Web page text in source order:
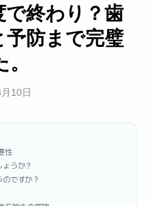
で終わり？歯
予防まで完璧
10日
性
うか？
ですか？